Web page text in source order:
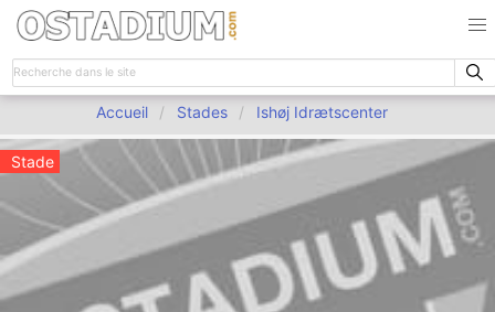
Accueil Stades Ishøj Idrætscenter
Stade